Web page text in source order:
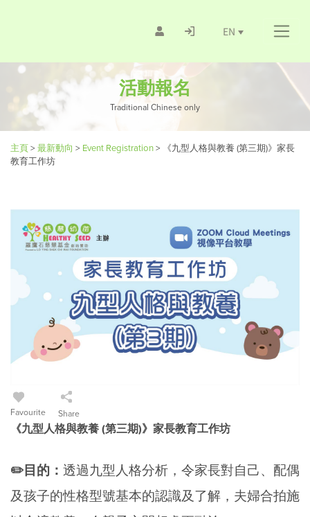
EN
活動報名
Traditional Chinese only
主頁> 最新動向 > Event Registration>
《九型人格與教養 (第三期)》家長
教育工作坊
Favourite Share
《九型人格與教養 (第三期)》家長教育工作坊
✏️目的 ： 透過九型人格分析，令家長對自己、配偶
及孩子的性格型號基本的認識及了解，夫婦合拍施